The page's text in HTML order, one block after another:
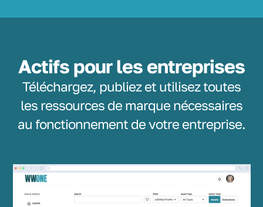
Actifs pour les entreprises
Téléchargez, publiez et utilisez toutes
les ressources de marque nécessaires
au fonctionnement de votre entreprise.